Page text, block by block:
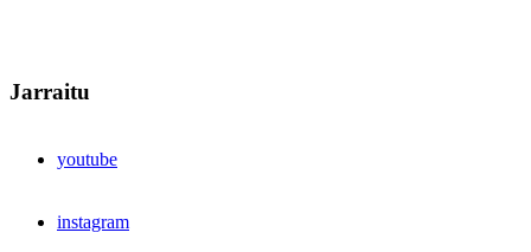
Jarraitu
youtube
instagram